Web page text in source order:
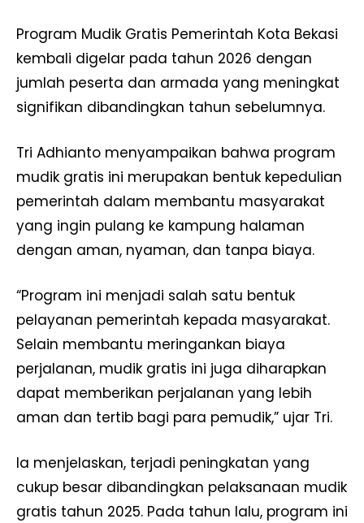
Program Mudik Gratis Pemerintah Kota Bekasi
kembali digelar pada tahun 2026 dengan
jumlah peserta dan armada yang meningkat
signifikan dibandingkan tahun sebelumnya.
Tri Adhianto menyampaikan bahwa program
mudik gratis ini merupakan bentuk kepedulian
pemerintah dalam membantu masyarakat
yang ingin pulang ke kampung halaman
dengan aman, nyaman, dan tanpa biaya.
“Program ini menjadi salah satu bentuk
pelayanan pemerintah kepada masyarakat.
Selain membantu meringankan biaya
perjalanan, mudik gratis ini juga diharapkan
dapat memberikan perjalanan yang lebih
aman dan tertib bagi para pemudik,” ujar Tri.
Ia menjelaskan, terjadi peningkatan yang
cukup besar dibandingkan pelaksanaan mudik
gratis tahun 2025. Pada tahun lalu, program ini